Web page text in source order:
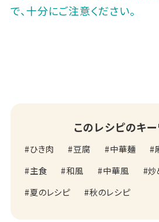
で、十分にご注意ください。
このレシピのキ
ひき肉 豆腐 中華麺
主食
和風 中華風 炒
夏のレシピ
秋のレシピ